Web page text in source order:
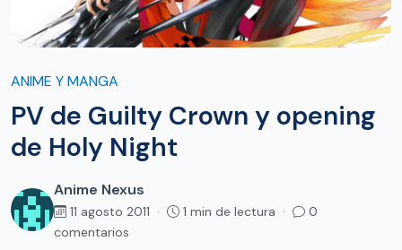
ANIME Y MANGA
PV de Guilty Crown y opening
de Holy Night
Anime Nexus
11 agosto 2011 · 1 min de lectura ·
0
comentarios